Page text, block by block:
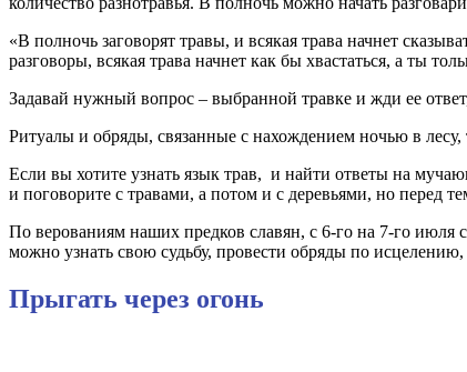
«В полночь заговорят травы, и всякая трава начнет
разговоры, всякая трава начнет как бы хвастаться, а ты
Задавай нужный вопрос – выбранной травке и жди ее
Ритуалы и обряды, связанные с нахождением ночью в
Если вы хотите узнать язык трав, и найти ответы на
и поговорите с травами, а потом и с деревьями, но перед
По верованиям наших предков славян, с 6-го на 7-го июля
можно узнать свою судьбу, провести обряды по
Прыгать через огонь